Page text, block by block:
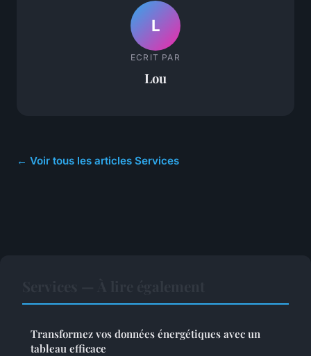
L
ECRIT PAR
Lou
← Voir tous les articles Services
Transformez vos données énergétiques avec un
tableau efficace